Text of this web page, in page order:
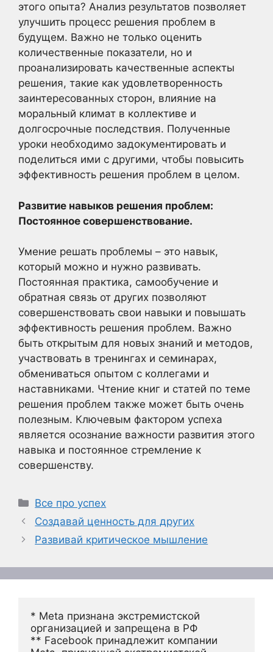
этого опыта? Анализ результатов позволяет
улучшить процесс решения проблем в
будущем. Важно не только оценить
количественные показатели, но и
проанализировать качественные аспекты
решения, такие как удовлетворенность
заинтересованных сторон, влияние на
моральный климат в коллективе и
долгосрочные последствия. Полученные
уроки необходимо задокументировать и
поделиться ими с другими, чтобы повысить
эффективность решения проблем в целом.
Развитие навыков решения проблем:
Постоянное совершенствование.
Умение решать проблемы – это навык,
который можно и нужно развивать.
Постоянная практика, самообучение и
обратная связь от других позволяют
совершенствовать свои навыки и повышать
эффективность решения проблем. Важно
быть открытым для новых знаний и методов,
участвовать в тренингах и семинарах,
обмениваться опытом с коллегами и
наставниками. Чтение книг и статей по теме
решения проблем также может быть очень
полезным. Ключевым фактором успеха
является осознание важности развития этого
навыка и постоянное стремление к
совершенству.
Рубрики
Все про успех
Создавай ценность для других
Развивай критическое мышление
* Meta признана экстремистской
организацией и запрещена в РФ
** Facebook принадлежит компании